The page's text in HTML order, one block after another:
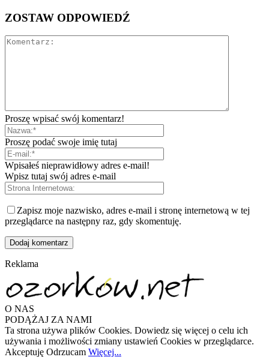
ZOSTAW ODPOWIEDŹ
Proszę wpisać swój komentarz!
Proszę podać swoje imię tutaj
Wpisałeś nieprawidłowy adres e-mail!
Wpisz tutaj swój adres e-mail
Zapisz moje nazwisko, adres e-mail i stronę internetową w tej
przeglądarce na następny raz, gdy skomentuję.
Reklama
O NAS
PODĄŻAJ ZA NAMI
Ta strona używa plików Cookies. Dowiedz się więcej o celu ich
używania i możliwości zmiany ustawień Cookies w przeglądarce.
Akceptuję Odrzucam Więcej...